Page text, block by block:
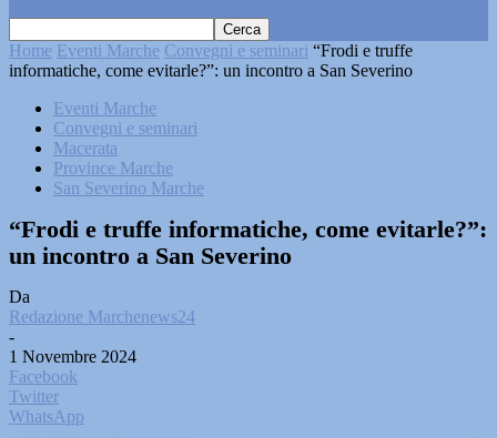
Home Eventi Marche Convegni e seminari “Frodi e truffe
informatiche, come evitarle?”: un incontro a San Severino
Eventi Marche
Convegni e seminari
Macerata
Province Marche
San Severino Marche
“Frodi e truffe informatiche, come evitarle?”:
un incontro a San Severino
Da
Redazione Marchenews24
-
1 Novembre 2024
Facebook
Twitter
WhatsApp